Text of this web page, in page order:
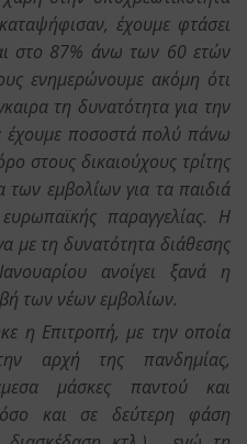
έχουμε φτάσει
στο 87% άνω των 60 ετών
ενημερώνουμε ακόμη ότι
τη δυνατότητα για την
έχουμε ποσοστά πολύ πάνω
στους δικαιούχους τρίτης
των εμβολίων για τα παιδιά
παραγγελίας. Η
με τη δυνατότητα διάθεσης
ανοίγει ξανά η
των νέων εμβολίων.
η Επιτροπή, με την οποία
αρχή της πανδημίας,
μάσκες παντού και
και σε δεύτερη φάση